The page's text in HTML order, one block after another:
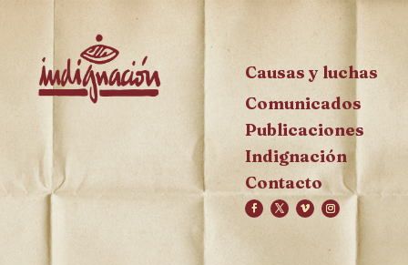
Causas y luchas
Comunicados
Publicaciones
Indignación
Contacto